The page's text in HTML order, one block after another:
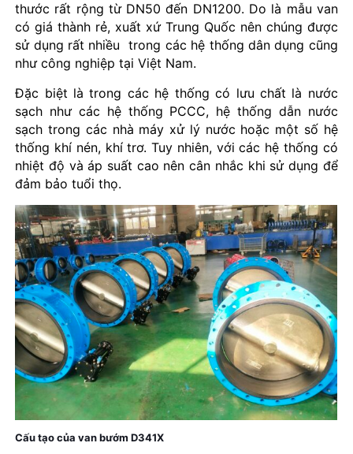
thước rất rộng từ DN50 đến DN1200. Do là mẫu van
có giá thành rẻ, xuất xứ Trung Quốc nên chúng được
sử dụng rất nhiều trong các hệ thống dân dụng cũng
như công nghiệp tại Việt Nam.
Đặc biệt là trong các hệ thống có lưu chất là nước
sạch như các hệ thống PCCC, hệ thống dẫn nước
sạch trong các nhà máy xử lý nước hoặc một số hệ
thống khí nén, khí trơ. Tuy nhiên, với các hệ thống có
nhiệt độ và áp suất cao nên cân nhắc khi sử dụng để
đảm bảo tuổi thọ.
Cấu tạo của van bướm D341X